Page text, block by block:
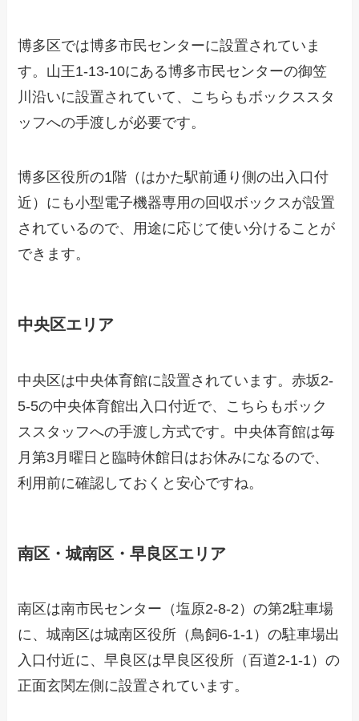
博多区では博多市民センターに設置されていま
す。山王1-13-10にある博多市民センターの御笠
川沿いに設置されていて、こちらもボックススタ
ッフへの手渡しが必要です。
博多区役所の1階（はかた駅前通り側の出入口付
近）にも小型電子機器専用の回収ボックスが設置
されているので、用途に応じて使い分けることが
できます。
中央区エリア
中央区は中央体育館に設置されています。赤坂2-
5-5の中央体育館出入口付近で、こちらもボック
ススタッフへの手渡し方式です。中央体育館は毎
月第3月曜日と臨時休館日はお休みになるので、
利用前に確認しておくと安心ですね。
南区・城南区・早良区エリア
南区は南市民センター（塩原2-8-2）の第2駐車場
に、城南区は城南区役所（鳥飼6-1-1）の駐車場出
入口付近に、早良区は早良区役所（百道2-1-1）の
正面玄関左側に設置されています。